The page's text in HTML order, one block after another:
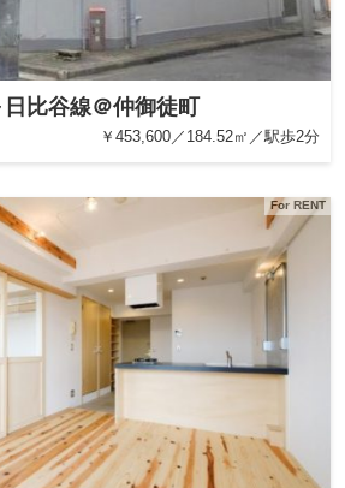
比谷線＠仲御徒町
￥453,600／184.52㎡／駅歩2分
For RENT